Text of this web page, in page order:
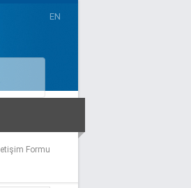
EN
İletişim Formu